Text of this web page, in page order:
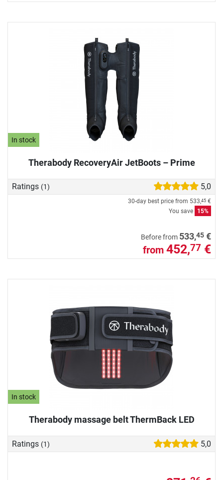
In stock
Therabody RecoveryAir JetBoots – Prime
Ratings (1) 5,0
30-day best price from 533,45 €
You save
15%
Before from 533,45 €
from 452,77 €
In stock
Therabody massage belt ThermBack LED
Ratings (1) 5,0